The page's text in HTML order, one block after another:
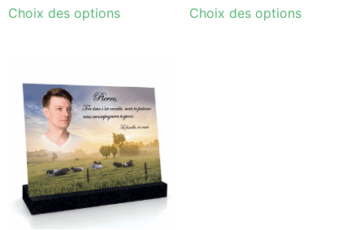
Choix des options Choix des options